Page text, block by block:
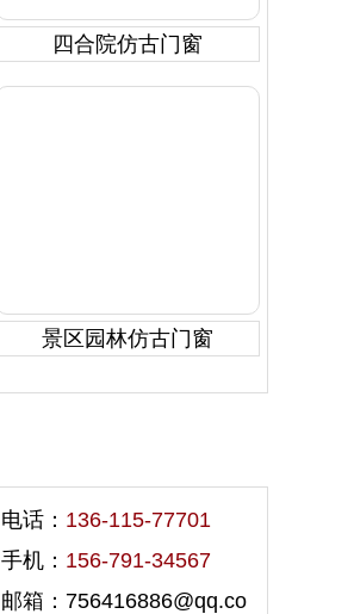
四合院仿古门窗
景区园林仿古门窗
电话： 136-115-77701
手机： 156-791-34567
邮箱：756416886@qq.co